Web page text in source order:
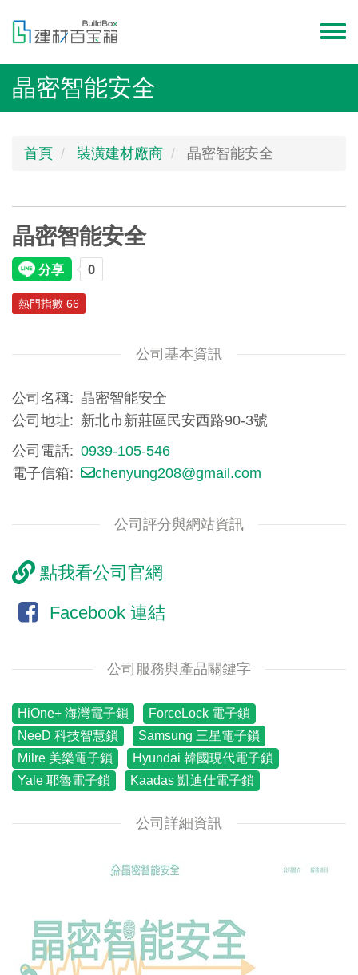
容
menu
晶密智能安全
首頁 裝潢建材廠商 晶密智能安全
晶密智能安全
熱門指數 66
公司基本資訊
公司名稱
晶密智能安全
公司地址
新北市新莊區民安西路90-3號
公司電話
0939-105-546
電子信箱
chenyung208@gmail.com
公司評分與網站資訊
點我看公司官網
Facebook 連結
公司服務與產品關鍵字
HiOne+ 海灣電子鎖
ForceLock 電子鎖
NeeD 科技智慧鎖
Samsung 三星電子鎖
Milre 美樂電子鎖
Hyundai 韓國現代電子鎖
Yale 耶魯電子鎖
Kaadas 凱迪仕電子鎖
公司詳細資訊